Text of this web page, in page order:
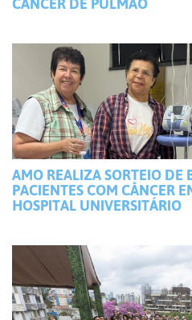
AMO REALIZA SORTEIO DE
PACIENTES COM CÂNCER
HOSPITAL UNIVERSITÁRIO